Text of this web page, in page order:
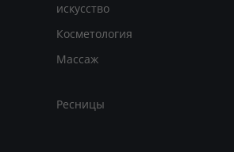
искусство
Косметология
Массаж
Ресницы